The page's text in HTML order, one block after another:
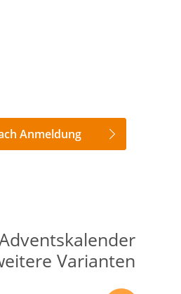
Anmeldung
Varianten